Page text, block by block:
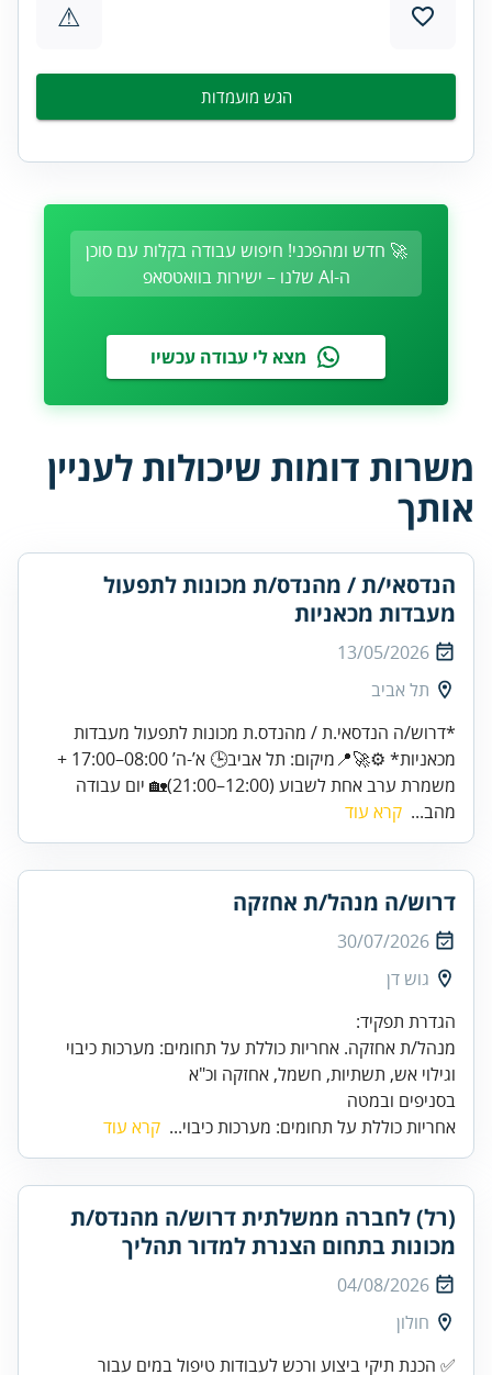
⚠
הגש מועמדות
🚀 חדש ומהפכני! חיפוש עבודה בקלות עם סוכן
ה-AI שלנו – ישירות בוואטסאפ
מצא לי עבודה עכשיו
משרות דומות שיכולות לעניין
אותך
הנדסאי/ת / מהנדס/ת מכונות לתפעול
מעבדות מכאניות
13/05/2026
תל אביב
*דרוש/ה הנדסאי.ת / מהנדס.ת מכונות לתפעול מעבדות
מכאניות* ⚙️🚀📍מיקום: תל אביב🕒 א’-ה’ 08:00–17:00 +
משמרת ערב אחת לשבוע (12:00–21:00)🏡 יום עבודה
מהב... קרא עוד
דרוש/ה מנהל/ת אחזקה
30/07/2026
גוש דן
מנהל/ת אחזקה. אחריות כוללת על תחומים: מערכות כיבוי
בסניפים ובמטה
אחריות כוללת על תחומים: מערכות כיבוי... קרא עוד
(רל) לחברה ממשלתית דרוש/ה מהנדס/ת
מכונות בתחום הצנרת למדור תהליך
04/08/2026
חולון
✅ הכנת תיקי ביצוע ורכש לעבודות טיפול במים עבור